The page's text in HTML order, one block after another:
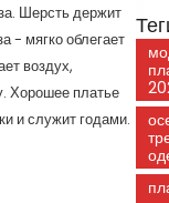
Шерсть держит
- мягко облегает
воздух,
Хорошее платье
и служит годами.